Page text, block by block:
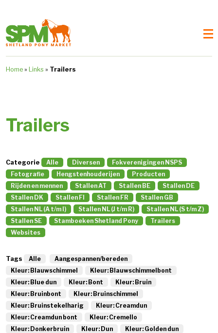
Home » Links » Trailers
Trailers
Categorie Alle Diversen
Fokverenigingen NSPS
Fotografie
Hengstenhouderijen
Producten
Rijden en mennen
Stallen AT Stallen BE
Stallen DE
Stallen DK
Stallen FI Stallen FR
Stallen GB
Stallen NL (A t/m I)
Stallen NL (J t/m R)
Stallen NL (S t/m Z)
Stallen SE
Stamboeken Shetland Pony
Trailers
Websites
Tags Alle
Aangespannen/bereden
Kleur: Blauwschimmel
Kleur: Blauwschimmelbont
Kleur: Blue dun
Kleur: Bont
Kleur: Bruin
Kleur: Bruinbont
Kleur: Bruinschimmel
Kleur: Bruinstekelharig
Kleur: Creamdun
Kleur: Creamdun bont
Kleur: Cremello
Kleur: Donkerbruin
Kleur: Dun
Kleur: Golden dun